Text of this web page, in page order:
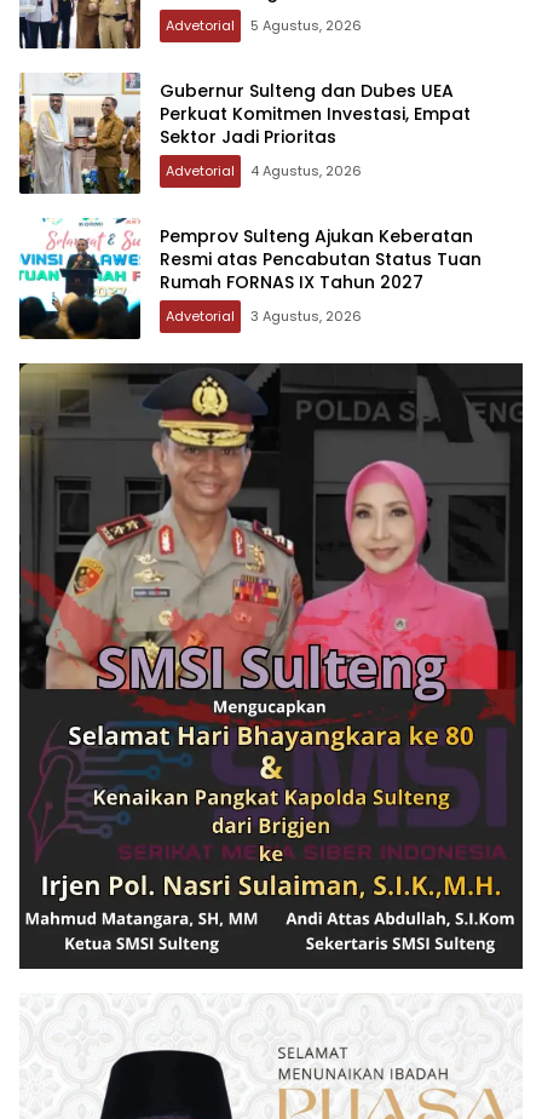
Advetorial 5 Agustus, 2026
Gubernur Sulteng dan Dubes UEA
Perkuat Komitmen Investasi, Empat
Sektor Jadi Prioritas
Advetorial 4 Agustus, 2026
Pemprov Sulteng Ajukan Keberatan
Resmi atas Pencabutan Status Tuan
Rumah FORNAS IX Tahun 2027
Advetorial 3 Agustus, 2026